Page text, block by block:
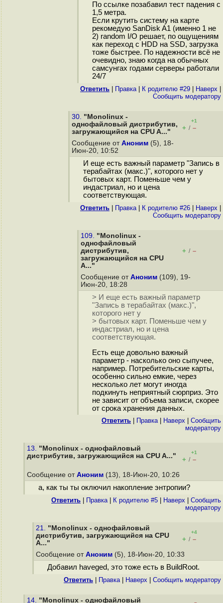
По ссылке позабавил тест падения с
1,5 метра.
Если крутить систему на карте
рекомедую SanDisk A1 (именно 1 не
2) random I/O решает, по ощущениям
как переход с HDD на SSD, загрузка
тоже быстрее. По надежности всё не
очевидно, знаю когда на обычных
самсунгах годами серверы работали
24/7
Ответить Правка| К родителю #29 Наверх
Cообщить модератору
30. "Monolinux -
однофайловый дистрибутив,
загружающийся на CPU A..."
+1
+ / –
Сообщение от Аноним (5), 18-
Июн-20, 10:52
И еще есть важный параметр "Запись в
терабайтах (макс.)", которого нет у
бытовых карт. Поменьше чем у
индастриал, но и цена
соответствующая.
Ответить Правка| К родителю #26 Наверх
Cообщить модератору
109. "Monolinux -
однофайловый
дистрибутив,
загружающийся на CPU
A..."
+ / –
Сообщение от Аноним (109), 19-
Июн-20, 18:28
> И еще есть важный параметр
"Запись в терабайтах (макс.)",
которого нет у
> бытовых карт. Поменьше чем у
индастриал, но и цена
соответствующая.
Есть еще довольно важный
параметр - насколько оно сыпучее,
например. Потребительские карты,
особенно сильно емкие, через
несколько лет могут иногда
подкинуть неприятный сюрприз. Это
не зависит от объема записи, скорее
от срока хранения данных.
Ответить Правка| Наверх
Cообщить
модератору
13. "Monolinux - однофайловый
дистрибутив, загружающийся на CPU A..."
+1
+ / –
Сообщение от Аноним (13), 18-Июн-20, 10:26
а, как ты ты оключил накопление энтропии?
Ответить Правка| К родителю #5 Наверх
Cообщить
модератору
21. "Monolinux - однофайловый
дистрибутив, загружающийся на CPU
A..."
+4
+ / –
Сообщение от Аноним (5), 18-Июн-20, 10:33
Добавил haveged, это тоже есть в BuildRoot.
Ответить Правка| Наверх Cообщить модератору
14. "Monolinux - однофайловый